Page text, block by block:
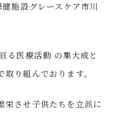
施設グレースケア市川
る医療活動 の集大成と
り組んでおります。
栄させ子供たちを立派に